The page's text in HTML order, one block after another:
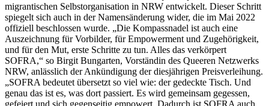
migrantischen Selbstorganisation in NRW entwickelt. Dieser Schritt
spiegelt sich auch in der Namensänderung wider, die im Mai 2022
offiziell beschlossen wurde. „Die Kompassnadel ist auch eine
Auszeichnung für Vorbilder, für Empowerment und Zugehörigkeit,
und für den Mut, erste Schritte zu tun. Alles das verkörpert
SOFRA,“ so Birgit Bungarten, Vorständin des Queeren Netzwerks
NRW, anlässlich der Ankündigung der diesjährigen Preisverleihung.
„SOFRA bedeutet übersetzt so viel wie: der gedeckte Tisch. Und
genau das ist es, was dort passiert. Es wird gemeinsam gegessen,
gefeiert und sich gegenseitig empowert. Dadurch ist SOFRA auch